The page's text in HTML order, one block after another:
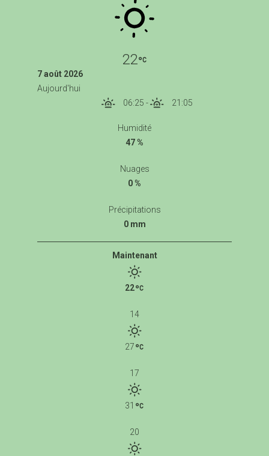
22
7 août 2026
Aujourd'hui
06:25 - 21:05
Humidité
47 %
Nuages
0 %
Précipitations
0 mm
Maintenant
22
14
27
17
31
20